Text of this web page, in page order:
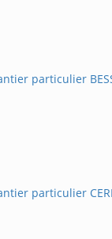
particulier
particulier